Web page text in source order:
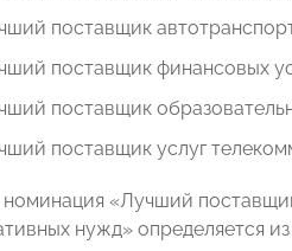
поставщик
поставщик финансовых
поставщик
поставщик услуг
номинация «Лучший
нужд» определяется